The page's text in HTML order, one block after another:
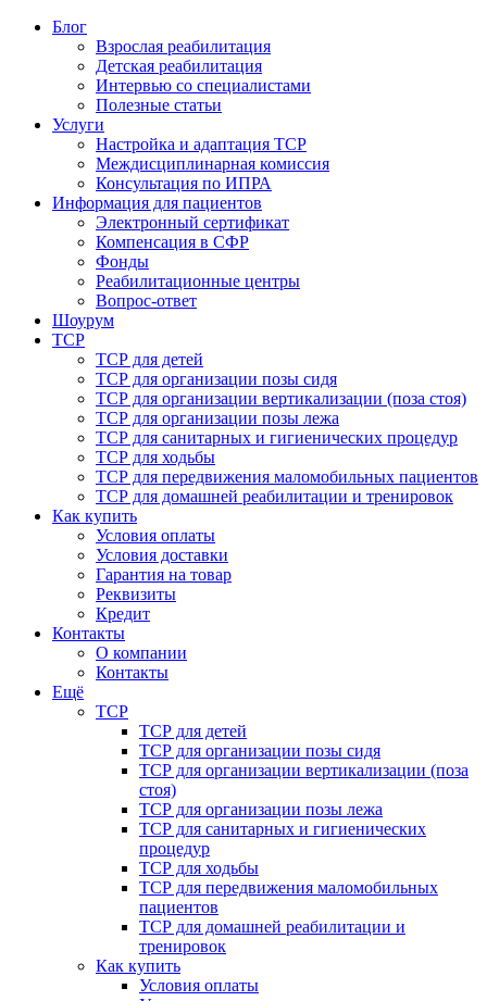
Блог
Взрослая реабилитация
Детская реабилитация
Интервью со специалистами
Полезные статьи
Услуги
Настройка и адаптация ТСР
Междисциплинарная комиссия
Консультация по ИПРА
Информация для пациентов
Электронный сертификат
Компенсация в СФР
Фонды
Реабилитационные центры
Вопрос-ответ
Шоурум
ТСР
ТСР для детей
ТСР для организации позы сидя
ТСР для организации вертикализации (поза стоя)
ТСР для организации позы лежа
ТСР для санитарных и гигиенических процедур
ТСР для ходьбы
ТСР для передвижения маломобильных пациентов
ТСР для домашней реабилитации и тренировок
Как купить
Условия оплаты
Условия доставки
Гарантия на товар
Реквизиты
Кредит
Контакты
О компании
Контакты
Ещё
ТСР
ТСР для детей
ТСР для организации позы сидя
ТСР для организации вертикализации (поза
стоя)
ТСР для организации позы лежа
ТСР для санитарных и гигиенических
процедур
ТСР для ходьбы
ТСР для передвижения маломобильных
пациентов
ТСР для домашней реабилитации и
тренировок
Как купить
Условия оплаты